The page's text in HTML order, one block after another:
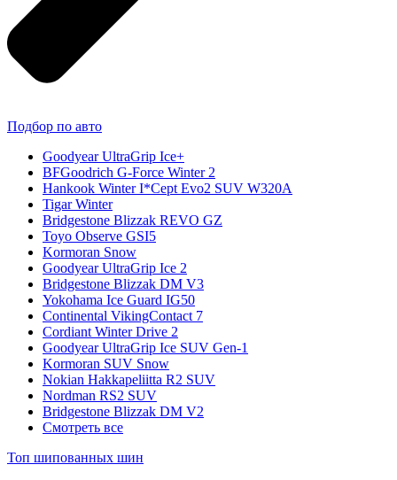
Подбор по авто
Goodyear UltraGrip Ice+
BFGoodrich G-Force Winter 2
Hankook Winter I*Cept Evo2 SUV W320A
Tigar Winter
Bridgestone Blizzak REVO GZ
Toyo Observe GSI5
Kormoran Snow
Goodyear UltraGrip Ice 2
Bridgestone Blizzak DM V3
Yokohama Ice Guard IG50
Continental VikingContact 7
Cordiant Winter Drive 2
Goodyear UltraGrip Ice SUV Gen-1
Kormoran SUV Snow
Nokian Hakkapeliitta R2 SUV
Nordman RS2 SUV
Bridgestone Blizzak DM V2
Смотреть все
Топ шипованных шин